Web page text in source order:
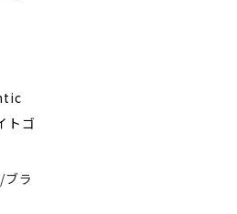
トゴ
ブラ